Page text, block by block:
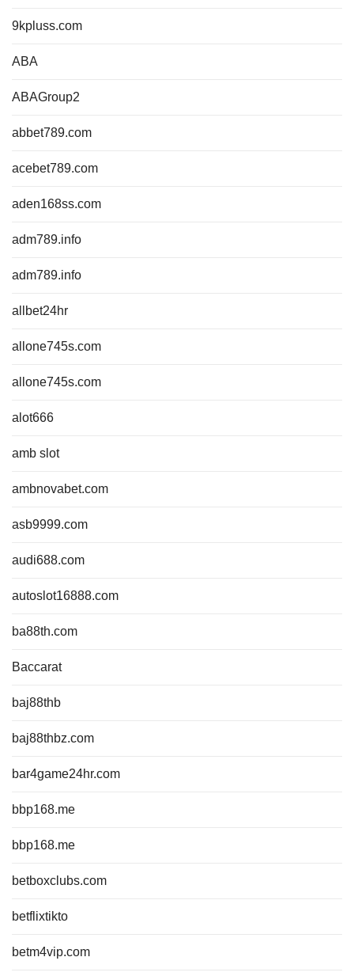
9kpluss.com
ABA
ABAGroup2
abbet789.com
acebet789.com
aden168ss.com
adm789.info
adm789.info
allbet24hr
allone745s.com
allone745s.com
alot666
amb slot
ambnovabet.com
asb9999.com
audi688.com
autoslot16888.com
ba88th.com
Baccarat
baj88thb
baj88thbz.com
bar4game24hr.com
bbp168.me
bbp168.me
betboxclubs.com
betflixtikto
betm4vip.com